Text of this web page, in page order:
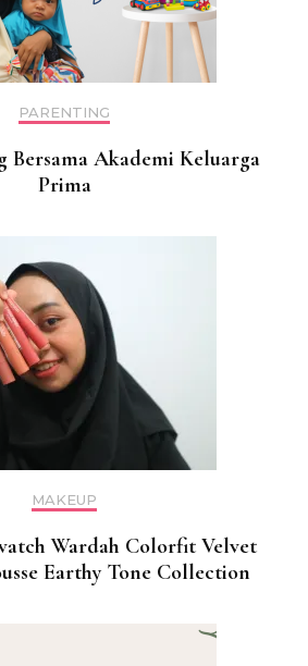
PARENTING
Bersama Akademi Keluarga
Prima
MAKEUP
Wardah Colorfit Velvet
Earthy Tone Collection